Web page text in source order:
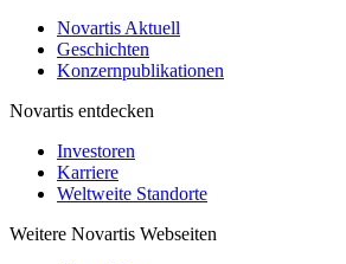
Novartis Aktuell
Geschichten
Konzernpublikationen
Novartis entdecken
Investoren
Karriere
Weltweite Standorte
Weitere Novartis Webseiten